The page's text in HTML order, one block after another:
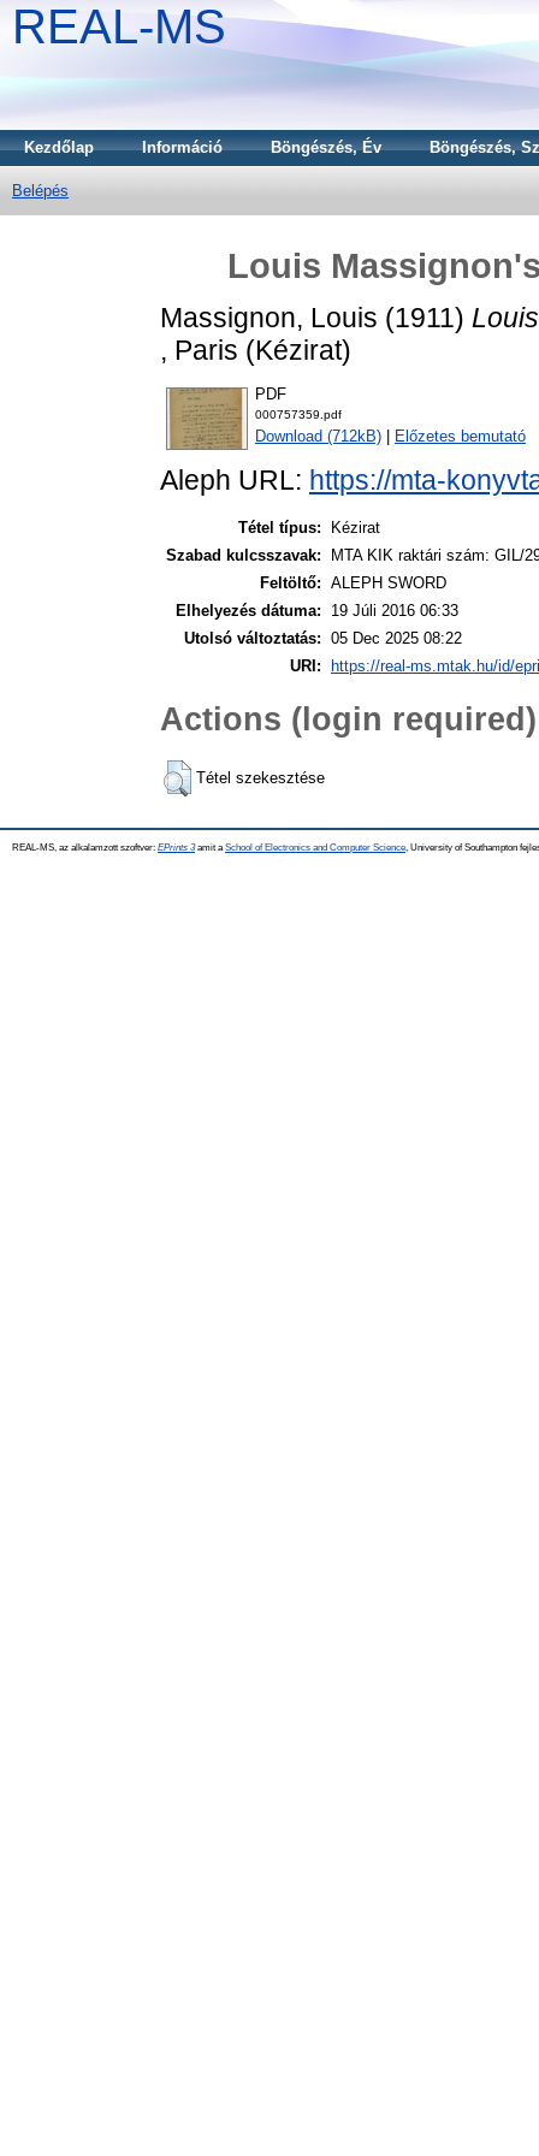
REAL-MS
Kezdőlap Információ Böngészés, Év Böngészés,
Belépés
Louis
Massignon, Louis (1911)
, Paris (Kézirat)
PDF
000757359.pdf
Download (712kB) Előzetes bemutató
Aleph URL: https://mta-
Tétel típus:
Kézirat
Szabad kulcsszavak:
MTA KIK raktári szám: GIL/
Feltöltő: ALEPH SWORD
Elhelyezés dátuma:
19 Júli 2016 06:33
Utolsó változtatás: 05 Dec 2025 08:22
URI:
https://real-ms.mtak.hu/id/
Actions (login required)
Tétel szekesztése
REAL-MS, az alkalamzott szoftver: EPrints 3amit a School of Electronics and Computer Science , University of Southampton